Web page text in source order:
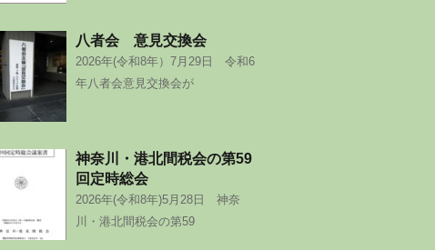
八者会 意見交換会
2026年(令和8年）7月29日 令和6
年八者会意見交換会が
神奈川・港北間税会の第59
回定時総会
2026年(令和8年)5月28日 神奈
川・港北間税会の第59